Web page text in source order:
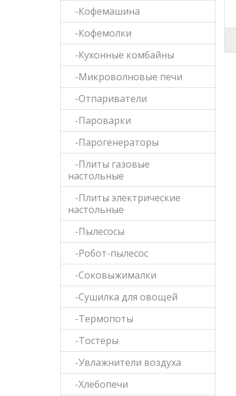
-Кофемашина
-Кофемолки
-Кухонные комбайны
-Микроволновые печи
-Отпариватели
-Пароварки
-Парогенераторы
-Плиты газовые
настольные
-Плиты электрические
настольные
-Пылесосы
-Робот-пылесос
-Соковыжималки
-Сушилка для овощей
-Термопоты
-Тостеры
-Увлажнители воздуха
-Хлебопечи